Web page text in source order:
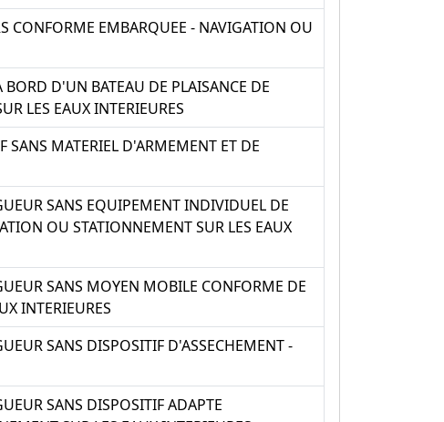
CONFORME EMBARQUEE - NAVIGATION OU
D'UN BATEAU DE PLAISANCE DE
LES EAUX INTERIEURES
SANS MATERIEL D'ARMEMENT ET DE
SANS EQUIPEMENT INDIVIDUEL DE
OU STATIONNEMENT SUR LES EAUX
SANS MOYEN MOBILE CONFORME DE
INTERIEURES
SANS DISPOSITIF D'ASSECHEMENT -
SANS DISPOSITIF ADAPTE